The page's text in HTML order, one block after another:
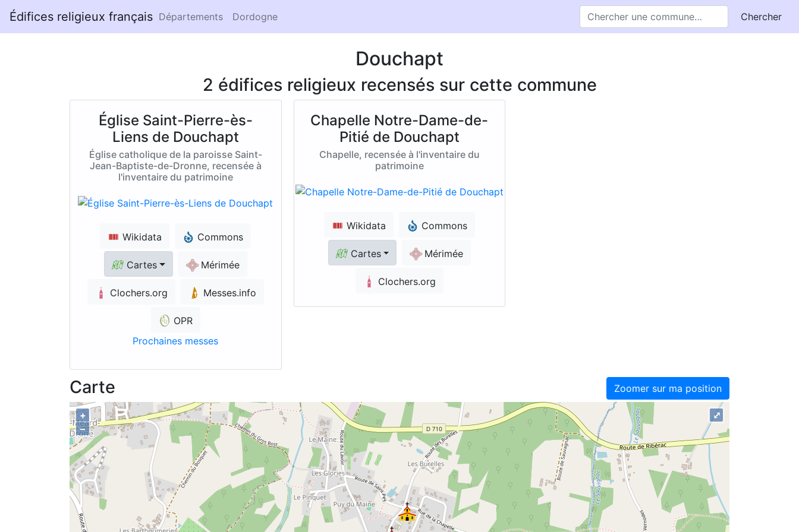
Édifices religieux français Départements Dordogne Chercher
Douchapt
2 édifices religieux recensés sur cette commune
Église Saint-Pierre-ès-
Liens de Douchapt
Église catholique de la paroisse Saint-
Jean-Baptiste-de-Dronne, recensée à
l'inventaire du patrimoine
Wikidata Commons
Cartes Mérimée
Clochers.org Messes.info
OPR
Prochaines messes
Chapelle Notre-Dame-de-
Pitié de Douchapt
Chapelle, recensée à l'inventaire du
patrimoine
Wikidata Commons
Cartes Mérimée
Clochers.org
Zoomer sur ma position
Carte
+
–
⤢